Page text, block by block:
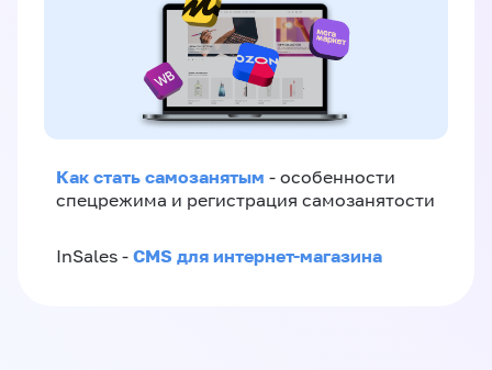
Как стать самозанятым - особенности
спецрежима и регистрация самозанятости
InSales - CMS для интернет-магазина